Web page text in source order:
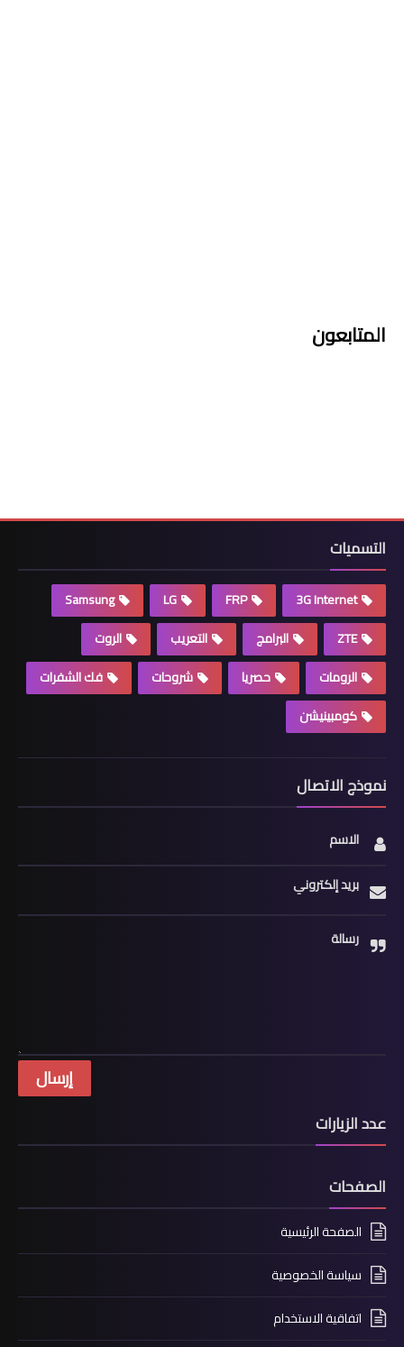
المتابعون
التسميات
3G Internet
FRP
LG
Samsung
ZTE
البرامج التعريب
الروت
الرومات
حصريا شروحات
فك الشفرات
كومبينيشن
نموذج الاتصال
الاسم
بريد إلكتروني
رسالة
عدد الزيارات
الصفحات
الصفحة الرئيسية
سياسة الخصوصية
اتفاقية الاستخدام